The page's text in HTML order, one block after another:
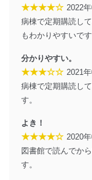
送信する
設定して
個人情報保護マ
当社は、内部
じて、個人情
善し、常に最
貴殿の個人情
ステムに関す
絡ください。
★★★★☆ 2022
病棟で定期購読し
もわかりやすいです
分かりやすい。
★★★☆☆ 2021
病棟で定期購読し
す。
よき！
★★★★☆ 2020
図書館で読んでか
す。